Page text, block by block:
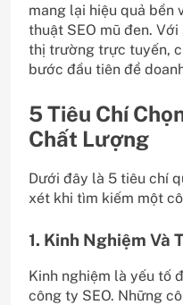
mang lại hiệu quả bền
thuật SEO mũ đen.
thị trường trực tuyến,
bước đầu tiên để
5 Tiêu Chí
Chất Lượng
Dưới đây là 5 tiêu chí
xét khi tìm kiếm một
1. Kinh Nghiệm Và
Kinh nghiệm là yếu tố
công ty SEO. Những